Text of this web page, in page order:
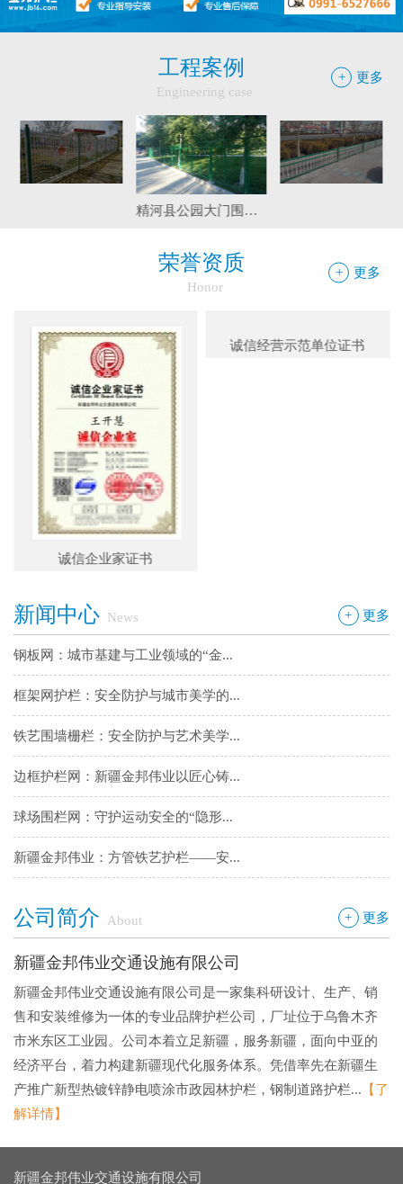
专业的新疆铁艺围栏
阿拉尔市安装新款黄金绿化带护栏
护栏在我们生活中的作用
你不知道的候车厅安装注意事项
● 护栏网怎样做日常保养
● "多样“候车亭，旨在为您提供一个舒心候车环境
+ 更多
工程案例
Engineering case
精河县公园大门围栏工程
+ 更多
荣誉资质
Honor
诚信企业家证书
诚信经营示范单位证书
+ 更多
新闻中心 News
边框护栏网：新疆金邦伟业以匠心铸...
球场围栏网：守护运动安全的“隐形...
新疆金邦伟业：方管铁艺护栏——安...
新疆金邦伟业道路隔离栅：以创新工...
钢板网：城市基建与工业领域的“金...
框架网护栏：安全防护与城市美学的...
铁艺围墙栅栏：安全防护与艺术美学...
边框护栏网：新疆金邦伟业以匠心铸...
球场围栏网：守护运动安全的“隐形...
新疆金邦伟业道路隔离栅：以创新工...
钢板网：城市基建与工业领域的“金...
框架网护栏：安全防护与城市美学的...
铁艺围墙栅栏：安全防护与艺术美学...
边框护栏网：新疆金邦伟业以匠心铸...
球场围栏网：守护运动安全的“隐形...
新疆金邦伟业：方管铁艺护栏——安...
钢板网：城市基建与工业领域的“金...
+ 更多
公司简介 About
新疆金邦伟业交通设施有限公司
新疆金邦伟业交通设施有限公司是一家集科研设计、生产、销
售和安装维修为一体的专业品牌护栏公司，厂址位于乌鲁木齐
市米东区工业园。公司本着立足新疆，服务新疆，面向中亚的
经济平台，着力构建新疆现代化服务体系。凭借率先在新疆生
产推广新型热镀锌静电喷涂市政园林护栏，钢制道路护栏... 【了
解详情】
新疆金邦伟业交通设施有限公司